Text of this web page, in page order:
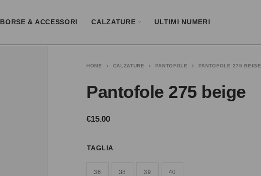
BORSE & ACCESSORI CALZATURE ULTIMI NUMERI
HOME CALZATURE PANTOFOLE PANTOFOLE 275 BEIGE
Pantofole 275 beige
€15.00
TAGLIA
36 38 39 40